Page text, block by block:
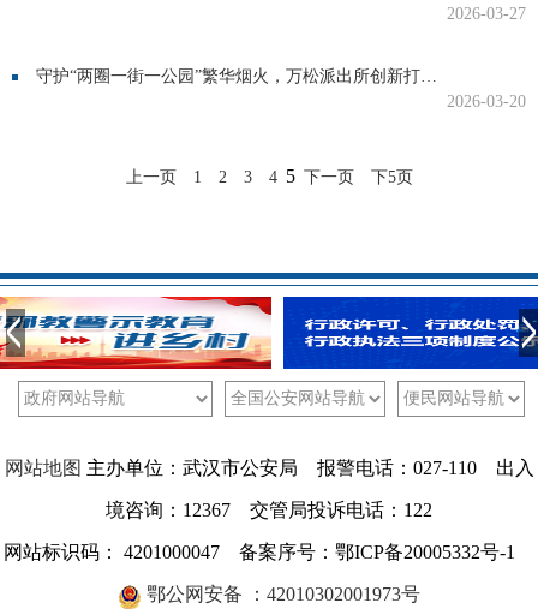
2026-03-27
守护“两圈一街一公园”繁华烟火，万松派出所创新打造特色警务模式
2026-03-20
上一页 1 2 3 4 5 下一页 下5页
网站地图 主办单位：武汉市公安局 报警电话：027-110 出入
境咨询：12367 交管局投诉电话：122
网站标识码： 4201000047 备案序号：鄂ICP备20005332号-1
鄂公网安备 ：42010302001973号